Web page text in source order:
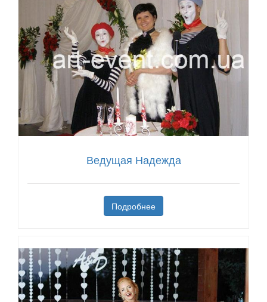
Ведущая Надежда
Подробнее